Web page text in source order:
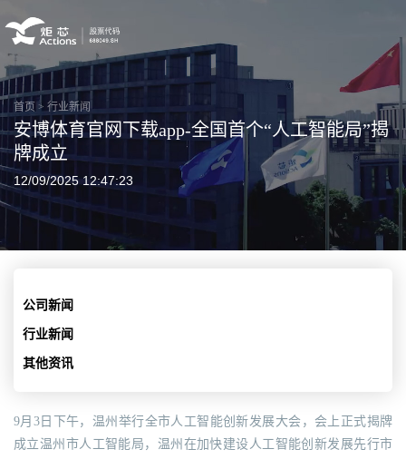
首页 > 行业新闻
安博体育官网下载app-全国首个“人工智能局”揭
牌成立
12/09/2025 12:47:23
公司新闻
行业新闻
其他资讯
9月3日下午，温州举行全市人工智能创新发展大会，会上正式揭牌
成立温州市人工智能局，温州在加快建设人工智能创新发展先行市